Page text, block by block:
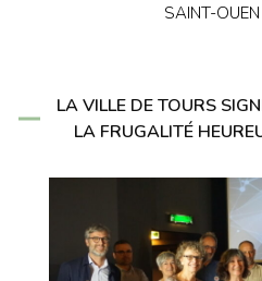
SAINT-OUEN
LA VILLE DE TOURS
LA FRUGALITÉ